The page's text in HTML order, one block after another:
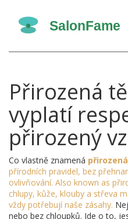
Přirozená
vyplatí
přirozený
Co vlastně znamená
přírodních pravidel, bez
ovlivňování. Also known as
chlupy, kůže, klouby a střeva
vždy potřebují naše zásahy.
nebo bez chloupků. Jde o to,